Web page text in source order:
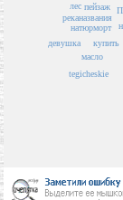
пейзаж
названия
натюрморт
купить
лес
масло
река
tegicheskie
девушка